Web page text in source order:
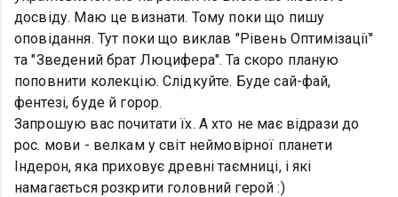
досвіду. Маю це визнати. Тому поки що пишу
оповідання. Тут поки що виклав "Рівень Оптимізації"
та "Зведений брат Люцифера". Та скоро планую
поповнити колекцію. Слідкуйте. Буде сай-фай,
фентезі, буде й горор.
Запрошую вас почитати їх. А хто не має відрази до
рос. мови - велкам у світ неймовірної планети
Індерон, яка приховує древні таємниці, і які
намагається розкрити головний герой :)